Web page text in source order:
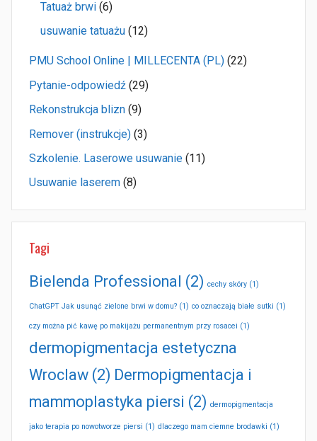
Tatuaż brwi (6)
usuwanie tatuażu (12)
PMU School Online | MILLECENTA (PL) (22)
Pytanie-odpowiedź (29)
Rekonstrukcja blizn (9)
Remover (instrukcje) (3)
Szkolenie. Laserowe usuwanie (11)
Usuwanie laserem (8)
Tagi
Bielenda Professional (2) cechy skóry (1)
ChatGPT Jak usunąć zielone brwi w domu? (1) co oznaczają białe sutki (1)
czy można pić kawę po makijażu permanentnym przy rosacei (1)
dermopigmentacja estetyczna
Wroclaw (2) Dermopigmentacja i
mammoplastyka piersi (2) dermopigmentacja
jako terapia po nowotworze piersi (1) dlaczego mam ciemne brodawki (1)